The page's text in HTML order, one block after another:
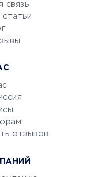
связь
отзывов